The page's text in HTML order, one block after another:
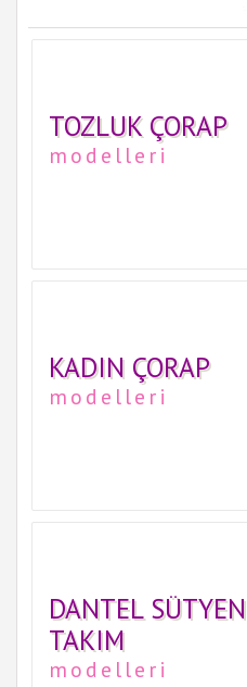
TOZLUK ÇORAP
modelleri
KADIN ÇORAP
modelleri
DANTEL SÜTYEN
TAKIM
modelleri